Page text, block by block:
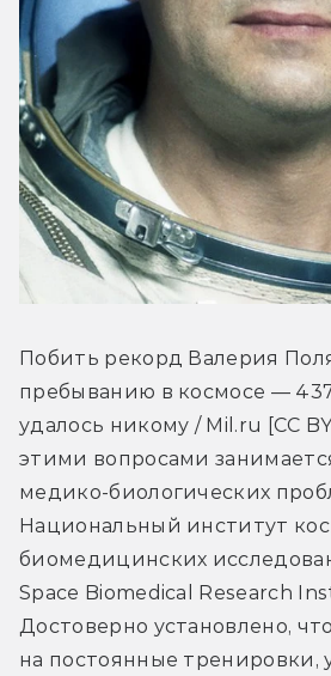
Побить рекорд Валерия
пребыванию в космосе —
удалось никому / Mil.ru [CC
этими вопросами
медико-биологических
Национальный институт
биомедицинских
Space Biomedical Research
Достоверно установлено,
на постоянные тренировки,